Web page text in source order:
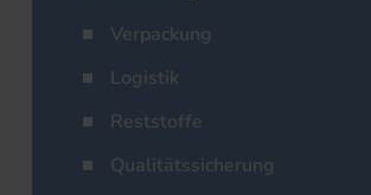
Verpackung
Logistik
Reststoffe
Qualitätssicherung